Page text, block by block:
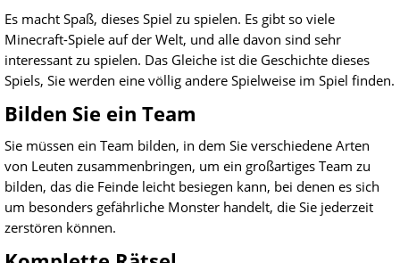
Es macht Spaß, dieses Spiel zu spielen. Es gibt so viele
Minecraft-Spiele auf der Welt, und alle davon sind sehr
interessant zu spielen. Das Gleiche ist die Geschichte dieses
Spiels, Sie werden eine völlig andere Spielweise im Spiel finden.
Bilden Sie ein Team
Sie müssen ein Team bilden, in dem Sie verschiedene Arten
von Leuten zusammenbringen, um ein großartiges Team zu
bilden, das die Feinde leicht besiegen kann, bei denen es sich
um besonders gefährliche Monster handelt, die Sie jederzeit
zerstören können.